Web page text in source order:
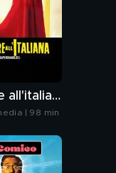
Amore all'italiana (I superdiabolici)
| 98 min